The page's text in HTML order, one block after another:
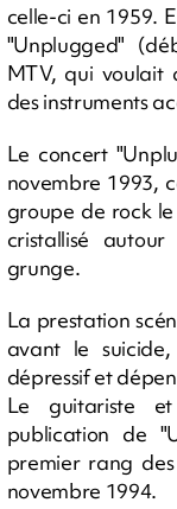
celle-ci en 1959.
"Unplugged"
MTV, qui voulait
des instruments
Le concert
novembre 1993,
groupe de rock
cristallisé
grunge.
La prestation
avant le
dépressif et
Le guitariste
publication de
premier rang
novembre 1994.